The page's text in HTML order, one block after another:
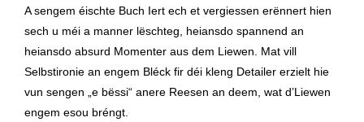
A sengem éischte Buch Iert ech et vergiessen erënnert hien
sech u méi a manner lëschteg, heiansdo spannend an
heiansdo absurd Momenter aus dem Liewen. Mat vill
Selbstironie an engem Bléck fir déi kleng Detailer erzielt hie
vun sengen „e bëssi“ anere Reesen an deem, wat d’Liewen
engem esou bréngt.